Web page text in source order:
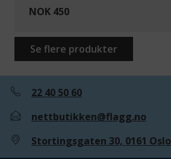
NOK 450
Se flere produkter
22 40 50 60
nettbutikken@flagg.no
Stortingsgaten 30, 0161 Oslo